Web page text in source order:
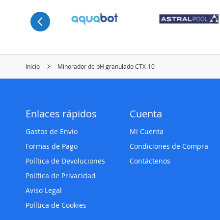
Inicio Minorador de pH granulado CTX-10
Enlaces rápidos
Gastos de Envío
Formas de Pago
Política de Devoluciones
Política de Privacidad
Aviso Legal
Política de Cookies
Cuenta
Mi Cuenta
Condiciones de Compra
Contáctenos